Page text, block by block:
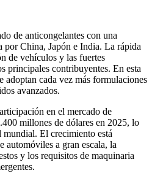
de anticongelantes con una
China, Japón e India. La rápida
de vehículos y las fuertes
principales contribuyentes. En esta
adoptan cada vez más formulaciones
avanzados.
en el mercado de
millones de dólares en 2025, lo
mundial. El crecimiento está
automóviles a gran escala, la
y los requisitos de maquinaria